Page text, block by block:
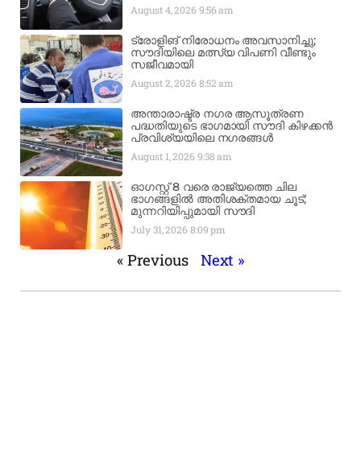
August 4, 2026 9:56 am
ട്രോളിങ് നിരോധനം അവസാനിച്ചു;
സൗദിയിലെ മത്സ്യ വിപണി വീണ്ടും
സജീവമായി
August 2, 2026 8:52 am
അന്താരാഷ്ട്ര നഗര ആസൂത്രണ
പദ്ധതിയുടെ ഭാഗമായി സൗദി കിഴക്കൻ
പ്രവിശ്യയിലെ നഗരങ്ങൾ
August 1, 2026 9:38 am
ഓഗസ്റ്റ് 8 വരെ രാജ്യത്തെ ചില
ഭാഗങ്ങളിൽ അതിശക്തമായ ചൂട്;
മുന്നറിയിപ്പുമായി സൗദി
July 31, 2026 8:09 pm
« Previous Next »